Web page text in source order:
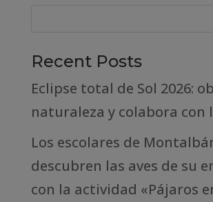
Recent Posts
Eclipse total de Sol 2026:
naturaleza y colabora con
Los escolares de
descubren las aves de su
con la actividad «Pájaros